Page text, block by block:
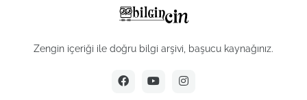
Zengin içeriği ile doğru bilgi arşivi, başucu kaynağınız.